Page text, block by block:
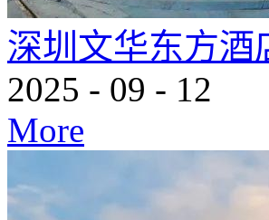
深圳文华东方酒
2025 - 09 - 12
More